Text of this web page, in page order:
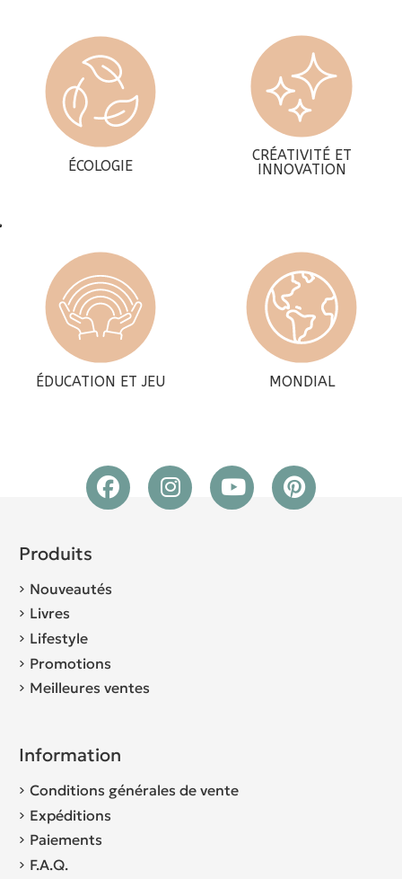
ÉCOLOGIE
CRÉATIVITÉ ET
INNOVATION
ÉDUCATION ET JEU MONDIAL
Produits
Nouveautés
Livres
Lifestyle
Promotions
Meilleures ventes
Information
Conditions générales de vente
Expéditions
Paiements
F.A.Q.